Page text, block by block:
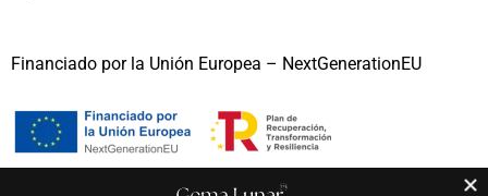
Financiado por la Unión Europea – NextGenerationEU